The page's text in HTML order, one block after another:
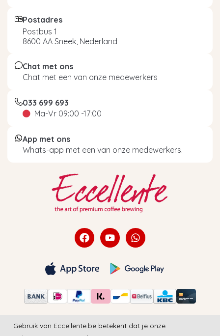
Postadres
Postbus 1
8600 AA Sneek, Nederland
Chat met ons
Chat met een van onze medewerkers
033 699 693
Ma-Vr 09:00 -17:00
App met ons
Whats-app met een van onze medewerkers.
Gebruik van Eccellente.be betekent dat je onze